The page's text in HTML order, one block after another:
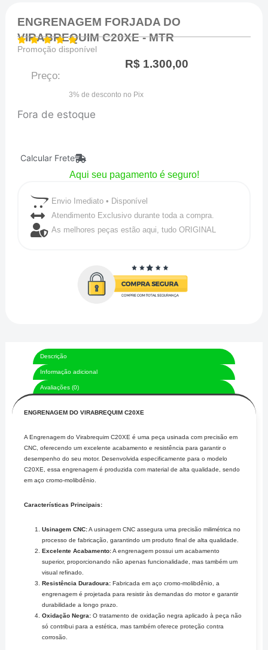
ENGRENAGEM FORJADA DO
VIRABREQUIM C20XE - MTR
Promoção disponível
Preço:
R$1.300,00
3% de desconto no Pix
Fora de estoque
Calcular Frete
Aqui seu pagamento é seguro!
Envio Imediato • Disponível
Atendimento Exclusivo durante toda a compra.
As melhores peças estão aqui, tudo ORIGINAL
Descrição
Informação adicional
Avaliações (0)
ENGRENAGEM DO VIRABREQUIM C20XE
A Engrenagem do Virabrequim C20XE é uma peça usinada com precisão em
CNC, oferecendo um excelente acabamento e resistência para garantir o
desempenho do seu motor. Desenvolvida especificamente para o modelo
C20XE, essa engrenagem é produzida com material de alta qualidade, sendo
em aço cromo-molibdênio.
Características Principais:
Usinagem CNC:A usinagem CNC assegura uma precisão milimétrica no
processo de fabricação, garantindo um produto final de alta qualidade.
Excelente Acabamento:A engrenagem possui um acabamento
superior, proporcionando não apenas funcionalidade, mas também um
visual refinado.
Resistência Duradoura: Fabricada em aço cromo-molibdênio, a
engrenagem é projetada para resistir às demandas do motor e garantir
durabilidade a longo prazo.
Oxidação Negra: O tratamento de oxidação negra aplicado à peça não
só contribui para a estética, mas também oferece proteção contra
corrosão.